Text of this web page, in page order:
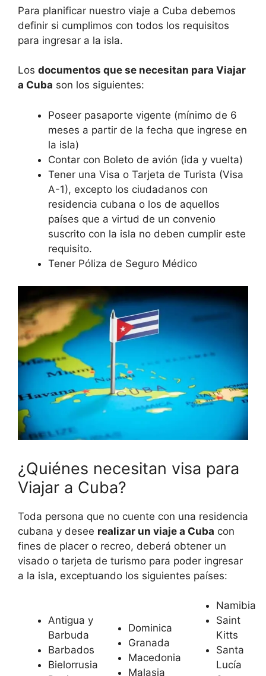
Para planificar nuestro viaje a Cuba debemos
definir si cumplimos con todos los requisitos
para ingresar a la isla.
Los documentos que se necesitan para Viajar
a Cuba son los siguientes:
Poseer pasaporte vigente (mínimo de 6
meses a partir de la fecha que ingrese en
la isla)
Contar con Boleto de avión (ida y vuelta)
Tener una Visa o Tarjeta de Turista (Visa
A-1), excepto los ciudadanos con
residencia cubana o los de aquellos
países que a virtud de un convenio
suscrito con la isla no deben cumplir este
requisito.
Tener Póliza de Seguro Médico
¿Quiénes necesitan visa para
Viajar a Cuba?
Toda persona que no cuente con una residencia
cubana y desee realizar un viaje a Cuba con
fines de placer o recreo, deberá obtener un
visado o tarjeta de turismo para poder ingresar
a la isla, exceptuando los siguientes países:
Antigua y
Barbuda
Barbados
Bielorrusia
Dominica
Granada
Macedonia
Malasia
Namibia
Saint
Kitts
Santa
Lucía